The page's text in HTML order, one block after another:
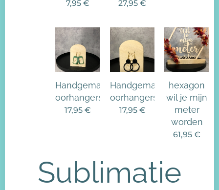
7,95 € 27,95 €
Handgemaakte
oorhangers
17,95 €
Handgemaakte
oorhangers
17,95€
hexagon
wil je mijn
meter
worden
61,95 €
Sublimatie